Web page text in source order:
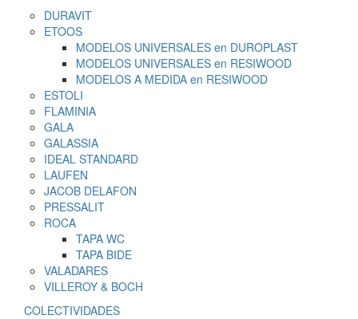
DURAVIT
ETOOS
MODELOS UNIVERSALES en DUROPLAST
MODELOS UNIVERSALES en RESIWOOD
MODELOS A MEDIDA en RESIWOOD
ESTOLI
FLAMINIA
GALA
GALASSIA
IDEAL STANDARD
LAUFEN
JACOB DELAFON
PRESSALIT
ROCA
TAPA WC
TAPA BIDE
VALADARES
VILLEROY & BOCH
COLECTIVIDADES